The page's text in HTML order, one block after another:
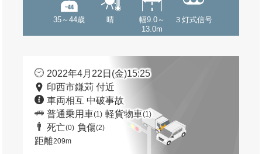
35～44歳 晴
幅9.0～
13.0m
３灯式信号
2022年4月22日(金)15:25
印西市鎌苅 付近
車両相互 中破事故
普通乗用車(1) 軽貨物車(1)
死亡(0) 負傷(2)
距離209m